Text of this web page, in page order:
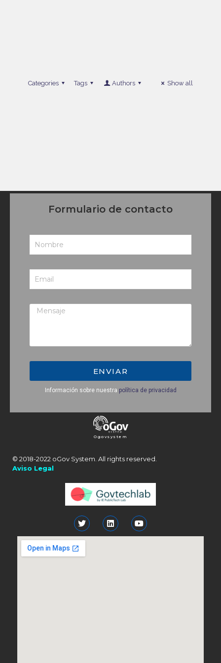
Categories Tags Authors Show all
Formulario de contacto
ENVIAR
Información sobre nuestra política de privacidad
Ogovsystem
© 2018-2022 oGov System. All rights reserved.
Aviso Legal